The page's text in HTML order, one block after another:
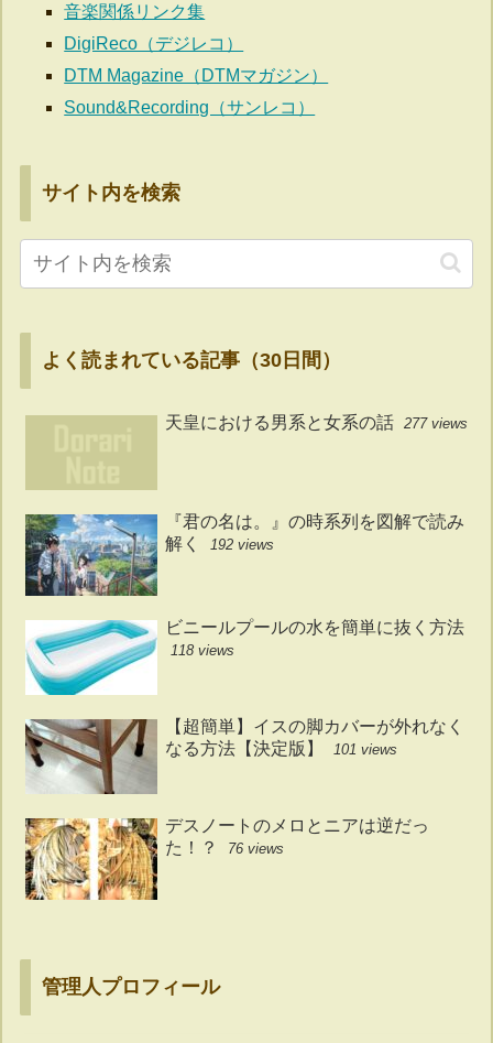
音楽関係リンク集
DigiReco（デジレコ）
DTM Magazine（DTMマガジン）
Sound&Recording（サンレコ）
サイト内を検索
よく読まれている記事（30日間）
天皇における男系と女系の話 277 views
『君の名は。』の時系列を図解で読み
解く
192 views
ビニールプールの水を簡単に抜く方法
118 views
【超簡単】イスの脚カバーが外れなく
なる方法【決定版】
101 views
デスノートのメロとニアは逆だっ
た！？
76 views
管理人プロフィール